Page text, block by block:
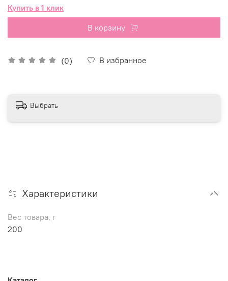
(0) В избранное
Купить в 1 клик
В корзину
Выбрать
Характеристики
Вес товара, г
200